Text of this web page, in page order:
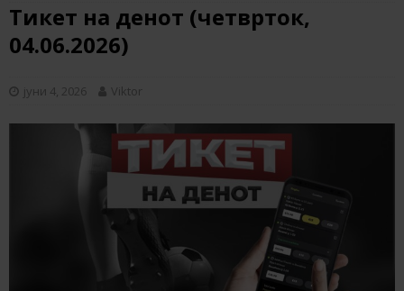
Тикет на денот (четврток,
04.06.2026)
јуни 4, 2026 Viktor